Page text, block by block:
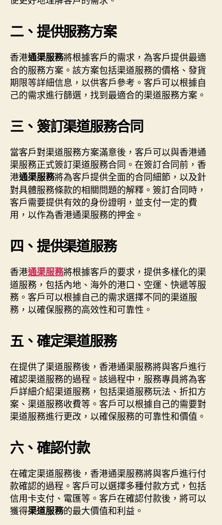
二、提供服務方案
香港通渠服務將根據客戶的需求，為客戶提供最適
合的服務方案。該方案包括渠道服務的價格、發貨
期限等詳細信息，以供客戶參考。客戶可以根據自
己的需求進行篩選，找到最適合的渠道服務方案。
三、簽訂渠道服務合同
當客戶對渠道服務方案滿意後，客戶可以與香港通
渠服務正式簽訂渠道服務合同。在簽訂合同前，香
港通渠服務將為客戶提供全面的合同細節，以及針
對具體服務條款的相關問題的解釋。簽訂合同時，
客戶需要提供有效的身份證明，並支付一定的費
用，以作為香港通渠服務的押金。
四、提供渠道服務
香港通渠服務將根據客戶的要求，提供多樣化的渠
道服務，包括內地、海外的港口、空運、快遞等服
務。客戶可以根據自己的需求選擇不同的渠道服
務，以確保服務的高效性和可靠性。
五、確定渠道服務
在提供了渠道服務後，香港通渠服務將與客戶進行
確認渠道服務的過程。該過程中，服務專員將為客
戶詳細介紹渠道服務，包括渠道服務玩法、折扣方
案、渠道服務收費等。客戶可以根據自己的需要對
渠道服務進行更改，以確保服務的可靠性和價值。
六、確認付款
在確定渠道服務後，香港通渠服務將與客戶進行付
款確認的過程。客戶可以選擇多種付款方式，包括
信用卡支付、電匯等。客戶在確認付款後，將可以
獲得渠道服務的最大價值和利益。